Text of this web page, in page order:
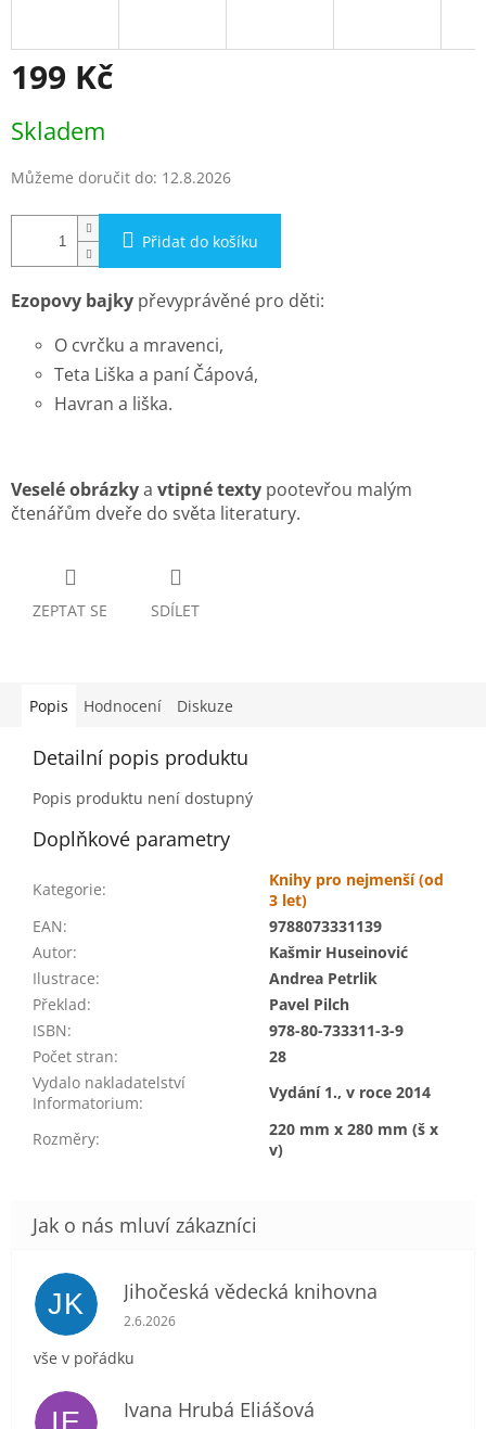
199 Kč
cena:
Skladem
Můžeme doručit do: 12.8.2026
Přidat do košíku
Ezopovy bajky převyprávěné pro děti:
O cvrčku a mravenci,
Teta Liška a paní Čápová,
Havran a liška.
Veselé obrázkya vtipné texty pootevřou malým
čtenářům dveře do světa literatury.
ZEPTAT SE SDÍLET
Popis Hodnocení Diskuze
Detailní popis produktu
Popis produktu není dostupný
Doplňkové parametry
Kategorie:
Knihy pro nejmenší (od
3 let)
EAN:
9788073331139
Autor:
Kašmir Huseinović
Ilustrace:
Andrea Petrlik
Překlad:
Pavel Pilch
ISBN:
978-80-733311-3-9
Počet stran:
28
Vydalo nakladatelství
Informatorium:
Vydání 1., v roce 2014
Rozměry:
220 mm x 280 mm (š x
v)
JK Jihočeská vědecká knihovna
Hodnocení obchodu je 5 z 5 hvězdiček.
2.6.2026
vše v pořádku
Ivana Hrubá Eliášová